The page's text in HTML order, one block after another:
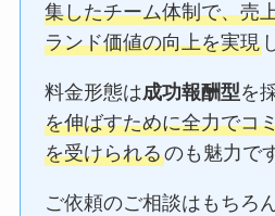
集したチーム体制で、売
ランド価値の向上を実現
料金形態は成功報酬型を
を伸ばすために全力でコ
を受けられるのも魅力で
ご依頼のご相談はもちろ